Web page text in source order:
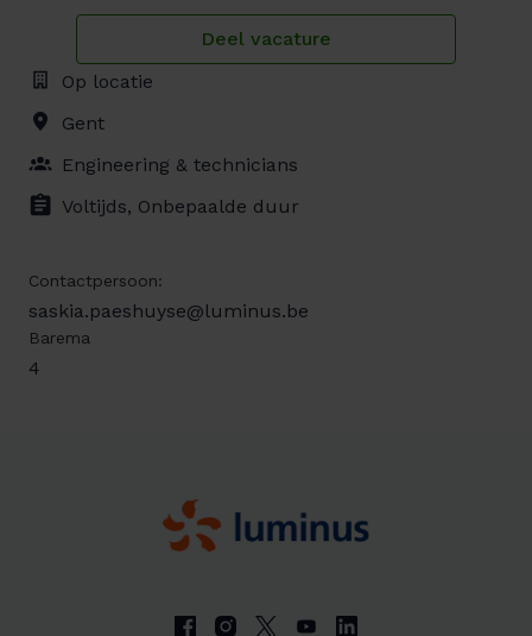
Deel vacature
Op locatie
Gent
Engineering & technicians
Voltijds, Onbepaalde duur
Contactpersoon:
saskia.paeshuyse@luminus.be
Barema
4
Homepage